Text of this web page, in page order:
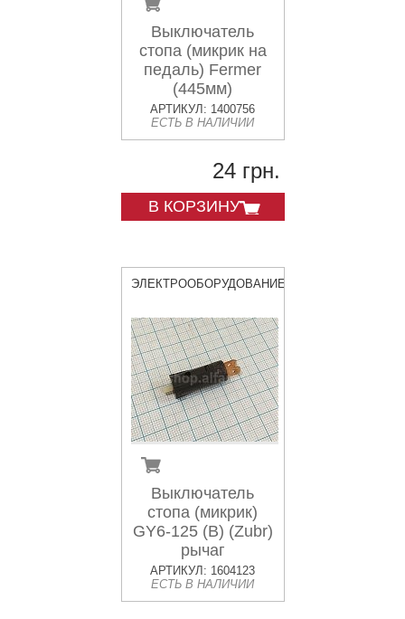
Выключатель
стопа (микрик на
педаль) Fermer
(445мм)
АРТИКУЛ: 1400756
ЕСТЬ В НАЛИЧИИ
24 грн.
В КОРЗИНУ
ЭЛЕКТРООБОРУДОВАНИЕ
Выключатель
стопа (микрик)
GY6-125 (B) (Zubr)
рычаг
АРТИКУЛ: 1604123
ЕСТЬ В НАЛИЧИИ